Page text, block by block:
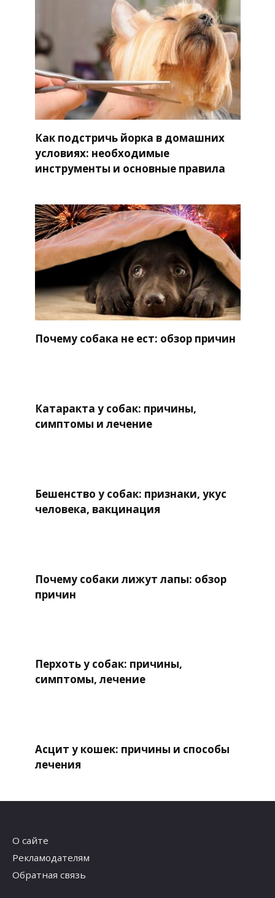
Как подстричь йорка в домашних
условиях: необходимые
инструменты и основные правила
Почему собака не ест: обзор причин
Катаракта у собак: причины,
симптомы и лечение
Бешенство у собак: признаки, укус
человека, вакцинация
Почему собаки лижут лапы: обзор
причин
Перхоть у собак: причины,
симптомы, лечение
Асцит у кошек: причины и способы
лечения
О сайте
Рекламодателям
Обратная связь